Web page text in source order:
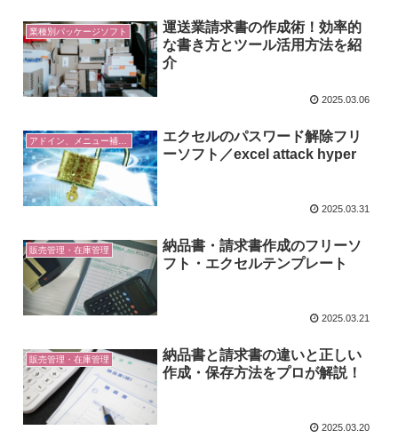
業種別パッケージソフト
運送業請求書の作成術！効率的
な書き方とツール活用方法を紹
介
2025.03.06
エクセルのパスワード解除フリ
ーソフト／excel attack hyper
2025.03.31
販売管理・在庫管理
納品書・請求書作成のフリーソ
フト・エクセルテンプレート
2025.03.21
販売管理・在庫管理
納品書と請求書の違いと正しい
作成・保存方法をプロが解説！
2025.03.20